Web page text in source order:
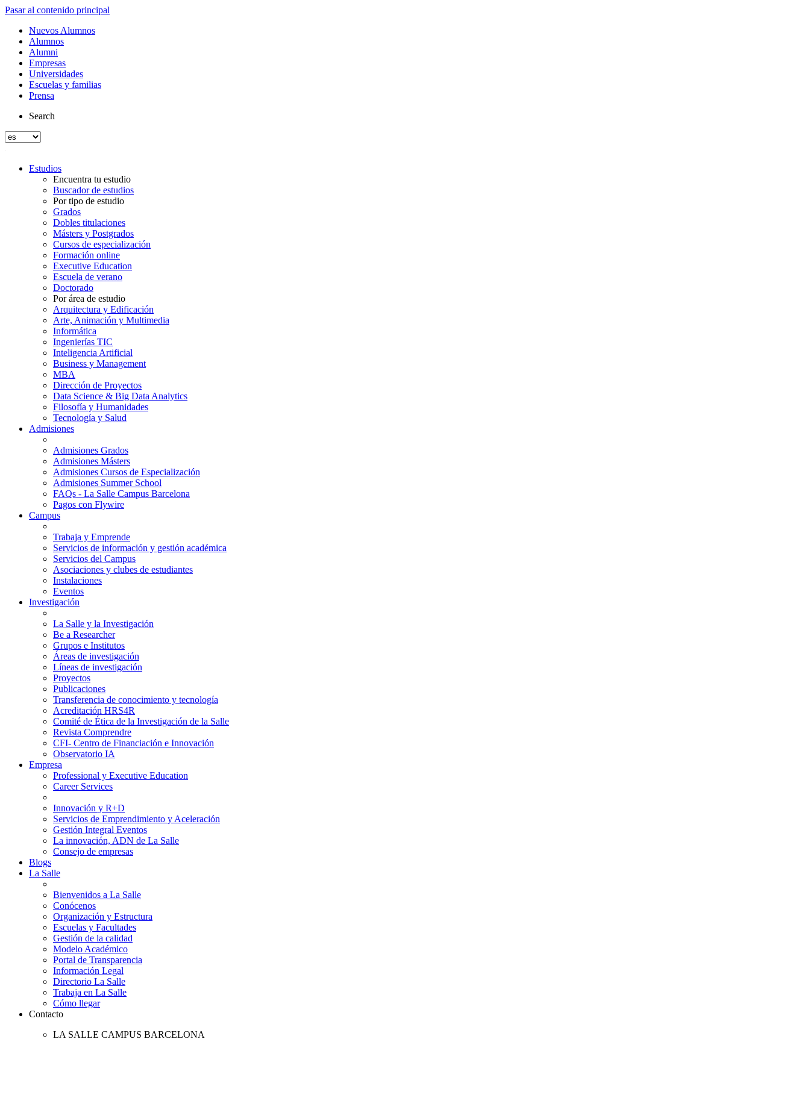
Pasar al contenido principal
Nuevos Alumnos
Alumnos
Alumni
Empresas
Universidades
Escuelas y familias
Prensa
Search
Estudios
Encuentra tu estudio
Buscador de estudios
Por tipo de estudio
Grados
Dobles titulaciones
Másters y Postgrados
Cursos de especialización
Formación online
Executive Education
Escuela de verano
Doctorado
Por área de estudio
Arquitectura y Edificación
Arte, Animación y Multimedia
Informática
Ingenierías TIC
Inteligencia Artificial
Business y Management
MBA
Dirección de Proyectos
Data Science & Big Data Analytics
Filosofía y Humanidades
Tecnología y Salud
Admisiones
Admisiones Grados
Admisiones Másters
Admisiones Cursos de Especialización
Admisiones Summer School
FAQs - La Salle Campus Barcelona
Pagos con Flywire
Campus
Trabaja y Emprende
Servicios de información y gestión académica
Servicios del Campus
Asociaciones y clubes de estudiantes
Instalaciones
Eventos
Investigación
La Salle y la Investigación
Be a Researcher
Grupos e Institutos
Áreas de investigación
Líneas de investigación
Proyectos
Publicaciones
Transferencia de conocimiento y tecnología
Acreditación HRS4R
Comité de Ética de la Investigación de la Salle
Revista Comprendre
CFI- Centro de Financiación e Innovación
Observatorio IA
Empresa
Professional y Executive Education
Career Services
Innovación y R+D
Servicios de Emprendimiento y Aceleración
Gestión Integral Eventos
La innovación, ADN de La Salle
Consejo de empresas
Blogs
La Salle
Bienvenidos a La Salle
Conócenos
Organización y Estructura
Escuelas y Facultades
Gestión de la calidad
Modelo Académico
Portal de Transparencia
Información Legal
Directorio La Salle
Trabaja en La Salle
Cómo llegar
Contacto
LA SALLE CAMPUS BARCELONA